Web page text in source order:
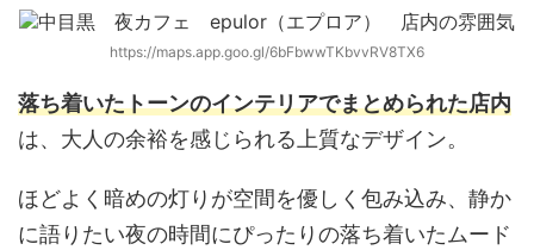
https://maps.app.goo.gl/6bFbwwTKbvvRV8TX6
落ち着いたトーンのインテリアでまとめられた店内
は、大人の余裕を感じられる上質なデザイン。
ほどよく暗めの灯りが空間を優しく包み込み、静か
に語りたい夜の時間にぴったりの落ち着いたムード